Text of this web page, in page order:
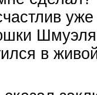
уже
в